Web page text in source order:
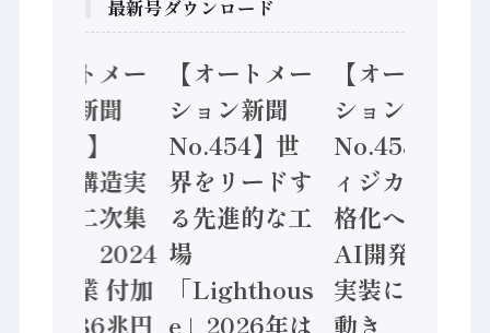
最新号ダウンロード
【オートメー
ション新聞
No.455】
「経済構造実
態調査二次集
計結果」2024
年製造業 付加
価値額86兆円
【オートメー
ション新聞
No.454】世
界をリードす
る先進的な工
場
「Lighthous
e」2026年は
【オートメー
ション新聞
No.453】フ
ィジカルAI本
格化へ 国産
AI開発や社会
実装に活発な
動き